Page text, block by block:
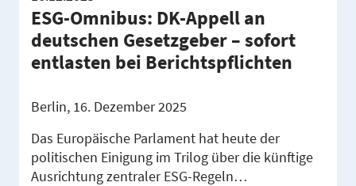
ESG-Omnibus: DK-Appell an
deutschen Gesetzgeber – sofort
entlasten bei Berichtspflichten
Berlin, 16. Dezember 2025
Das Europäische Parlament hat heute der
politischen Einigung im Trilog über die künftige
Ausrichtung zentraler ESG-Regeln…